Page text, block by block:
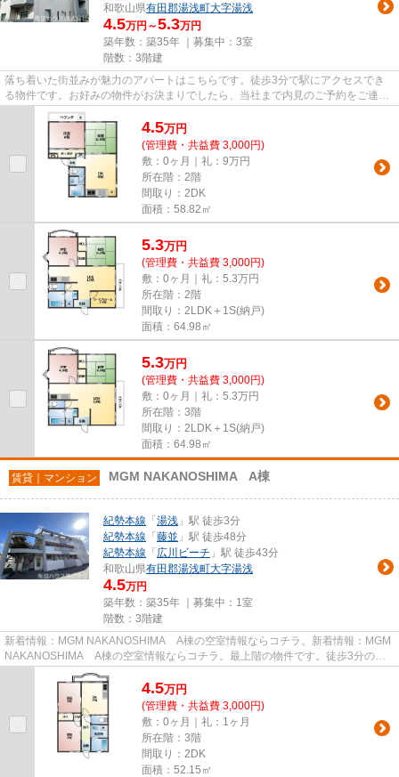
和歌山県有田郡湯浅町大字湯浅
4.5万円～5.3万円
築年数：築35年 ｜募集中： 3室
階数：3階建
落ち着いた街並みが魅力のアパートはこちらです。徒歩3分で駅にアクセスでき
る物件です。お好みの物件がお決まりでしたら、当社まで内見のご予約をご連絡
下さい。お客様のお求めの物件...
4.5万円
(管理費・共益費 3,000円)
敷：0ヶ月｜礼：9万円
所在階：2階
間取り：2DK
面積：58.82㎡
5.3万円
(管理費・共益費 3,000円)
敷：0ヶ月｜礼：5.3万円
所在階：2階
間取り：2LDK＋1S(納戸)
面積：64.98㎡
5.3万円
(管理費・共益費 3,000円)
敷：0ヶ月｜礼：5.3万円
所在階：3階
間取り：2LDK＋1S(納戸)
面積：64.98㎡
賃貸｜マンション MGM NAKANOSHIMA A棟
紀勢本線 「 湯浅 」駅 徒歩3分
紀勢本線 「 藤並 」駅 徒歩48分
紀勢本線 「 広川ビーチ 」駅 徒歩43分
和歌山県有田郡湯浅町大字湯浅
4.5万円
築年数：築35年 ｜募集中： 1室
階数：3階建
新着情報：MGM NAKANOSHIMA A棟の空室情報ならコチラ。新着情報：MGM
NAKANOSHIMA A棟の空室情報ならコチラ。最上階の物件です。徒歩3分の位
置に駅がある物件です。有田ハウスには、...
4.5万円
(管理費・共益費 3,000円)
敷：0ヶ月｜礼：1ヶ月
所在階：3階
間取り：2DK
面積：52.15㎡